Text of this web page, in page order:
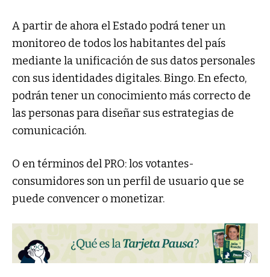
A partir de ahora el Estado podrá tener un
monitoreo de todos los habitantes del país
mediante la unificación de sus datos personales
con sus identidades digitales. Bingo. En efecto,
podrán tener un conocimiento más correcto de
las personas para diseñar sus estrategias de
comunicación.
O en términos del PRO: los votantes-
consumidores son un perfil de usuario que se
puede convencer o monetizar.